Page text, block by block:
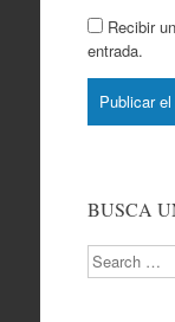
Recibir
entrada.
BUSCA
Search